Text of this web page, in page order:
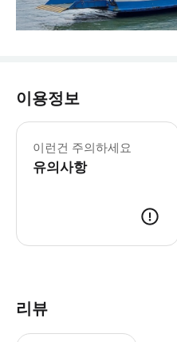
이용정보
이런건 주의하세요
유의사항
리뷰